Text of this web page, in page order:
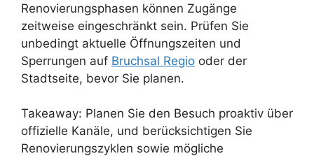
Renovierungsphasen können Zugänge
zeitweise eingeschränkt sein. Prüfen Sie
unbedingt aktuelle Öffnungszeiten und
Sperrungen auf Bruchsal Regio oder der
Stadtseite, bevor Sie planen.
Takeaway: Planen Sie den Besuch proaktiv über
offizielle Kanäle, und berücksichtigen Sie
Renovierungszyklen sowie mögliche